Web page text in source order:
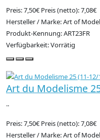
Preis: 7,50€ Preis (netto): 7,08€
Hersteller / Marke: Art of
Produkt-Kennung: ART23FR
Verfügbarkeit: Vorrätig
Art du Modelisme
..
Preis: 7,50€ Preis (netto): 7,08€
Hersteller / Marke: Art of